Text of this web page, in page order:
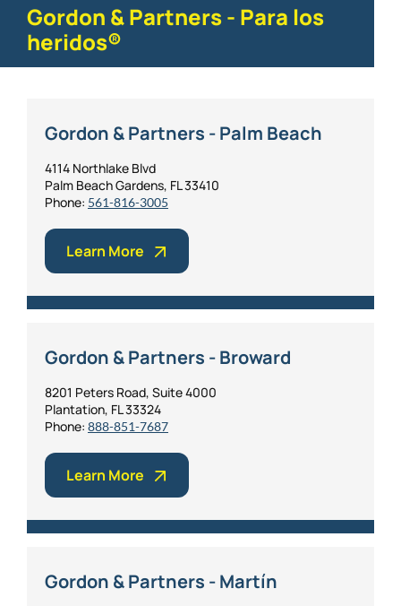
Gordon & Partners - Para los
heridos®
Gordon & Partners - Palm Beach
4114 Northlake Blvd
Palm Beach Gardens, FL 33410
Phone: 561-816-3005
Learn More
Gordon & Partners - Broward
8201 Peters Road, Suite 4000
Plantation, FL 33324
Phone: 888-851-7687
Learn More
Gordon & Partners - Martín